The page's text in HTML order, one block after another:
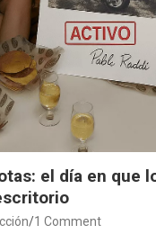
el día en que
1 Comment